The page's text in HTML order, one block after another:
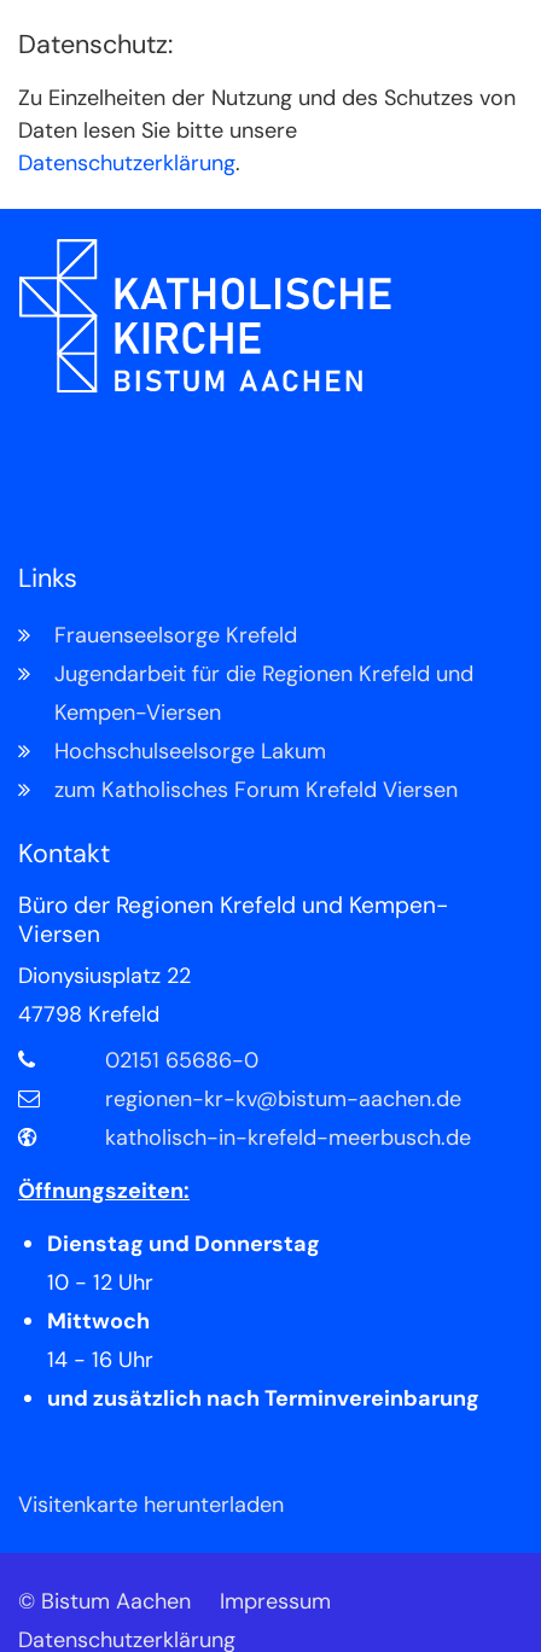
Datenschutz:
Zu Einzelheiten der Nutzung und des Schutzes von
Daten lesen Sie bitte unsere
Datenschutzerklärung.
Links
Frauenseelsorge Krefeld
Jugendarbeit für die Regionen Krefeld und
Kempen-Viersen
Hochschulseelsorge Lakum
zum Katholisches Forum Krefeld Viersen
Kontakt
Büro der Regionen Krefeld und Kempen-
Viersen
Dionysiusplatz 22
47798 Krefeld
02151 65686-0
regionen-kr-kv@bistum-aachen.de
katholisch-in-krefeld-meerbusch.de
Öffnungszeiten:
Dienstag und Donnerstag
10 - 12 Uhr
Mittwoch
14 - 16 Uhr
und zusätzlich nach Terminvereinbarung
Visitenkarte herunterladen
© Bistum Aachen
Impressum
Datenschutzerklärung